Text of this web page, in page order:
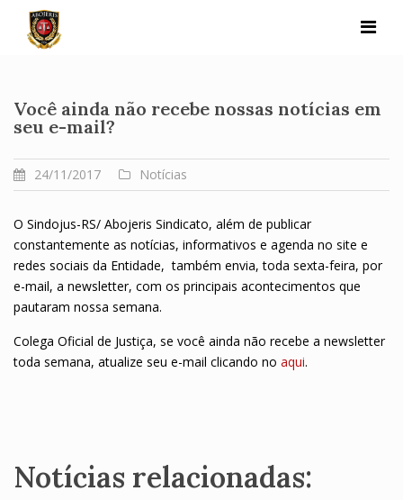
content
Você ainda não recebe nossas notícias em
seu e-mail?
24/11/2017 Notícias
O Sindojus-RS/ Abojeris Sindicato, além de publicar
constantemente as notícias, informativos e agenda no site e
redes sociais da Entidade, também envia, toda sexta-feira, por
e-mail, a newsletter, com os principais acontecimentos que
pautaram nossa semana.
Colega Oficial de Justiça, se você ainda não recebe a newsletter
toda semana, atualize seu e-mail clicando no aqui.
Notícias relacionadas: